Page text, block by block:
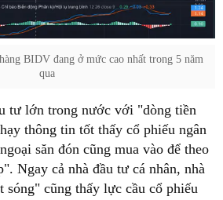
BIDV đang ở mức cao nhất trong 5 năm
qua
tư lớn trong nước với "dòng tiền
thông tin tốt thấy cổ phiếu ngân
săn đón cũng mua vào để theo
Ngay cả nhà đầu tư cá nhân, nhà
sóng" cũng thấy lực cầu cổ phiếu